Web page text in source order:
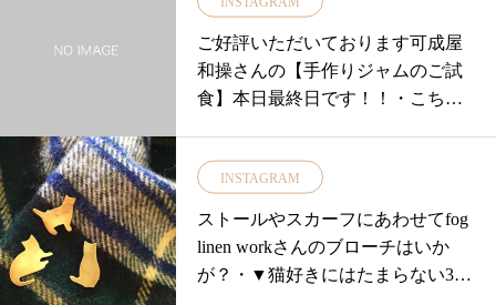
た！・その中の一部をご紹介いたし
▼本日のギャッベ展▼「60×40のギャ
ベ」・玄関にいかが？・ほっこりと
かみのある空間に。。。。。ひとつ
れています・こころもほっこり♪あた
い・・店頭でチェックしてみてくだ
ご来店 お待ちしております
商品のお問い合わせ.お取り置きは
8:000852337448ユーカリ荘まで直接
ご好評いただいております︎可成屋
和操︎さんの【手作りジャムのご試
食】本日最終日です！！・こちら
ように果物や野菜・砂糖・天然レ
モン汁のみで 炊き上げられていま
す・今回はオススメの5種類をご試
食いただけます！！・︎大内山牛乳
INSTAGRAM
ストールやスカーフにあわせてfog
linen workさんのブローチはいか
が？・▼猫好きにはたまらない3種